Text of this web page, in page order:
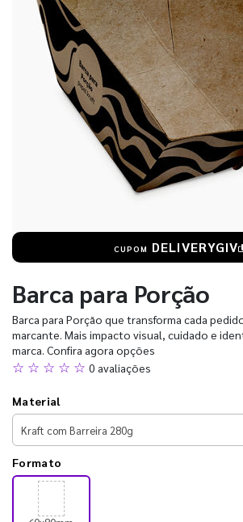
CUPOM DELIVERYGIV
Barca para Porção
Barca para Porção que transforma cada
marcante. Mais impacto visual, cuidado e
marca. Confira agora opções
☆ ☆ ☆ ☆ ☆ 0 avaliações
Material
Formato